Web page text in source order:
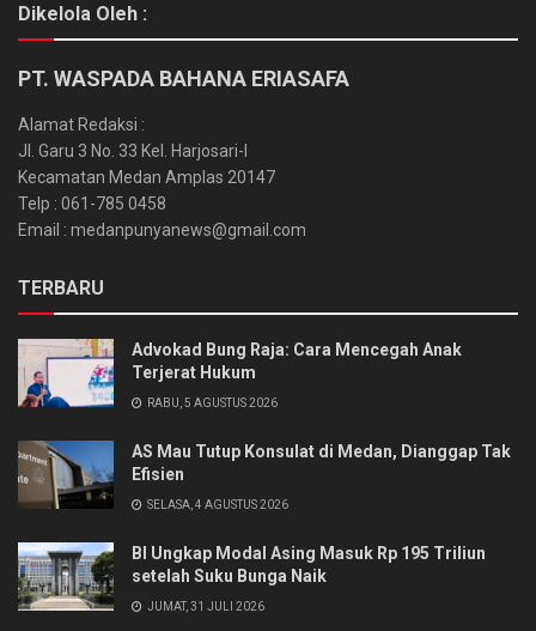
Dikelola Oleh :
PT. WASPADA BAHANA ERIASAFA
Alamat Redaksi :
Jl. Garu 3 No. 33 Kel. Harjosari-I
Kecamatan Medan Amplas 20147
Telp : 061-785 0458
Email : medanpunyanews@gmail.com
TERBARU
Advokad Bung Raja: Cara Mencegah Anak
Terjerat Hukum
RABU, 5 AGUSTUS 2026
AS Mau Tutup Konsulat di Medan, Dianggap Tak
Efisien
SELASA, 4 AGUSTUS 2026
BI Ungkap Modal Asing Masuk Rp 195 Triliun
setelah Suku Bunga Naik
JUMAT, 31 JULI 2026